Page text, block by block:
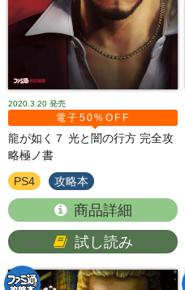
2020.3.20 発売
電子50%OFF
龍が如く７ 光と闇の行方 完全攻
略極ノ書
PS4 攻略本
商品詳細
試し読み